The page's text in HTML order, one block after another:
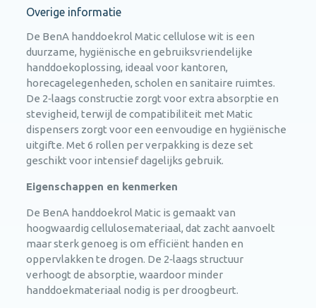
Overige informatie
De BenA handdoekrol Matic cellulose wit is een
duurzame, hygiënische en gebruiksvriendelijke
handdoekoplossing, ideaal voor kantoren,
horecagelegenheden, scholen en sanitaire ruimtes.
De 2‑laags constructie zorgt voor extra absorptie en
stevigheid, terwijl de compatibiliteit met Matic
dispensers zorgt voor een eenvoudige en hygiënische
uitgifte. Met 6 rollen per verpakking is deze set
geschikt voor intensief dagelijks gebruik.
Eigenschappen en kenmerken
De BenA handdoekrol Matic is gemaakt van
hoogwaardig cellulosemateriaal, dat zacht aanvoelt
maar sterk genoeg is om efficiënt handen en
oppervlakken te drogen. De 2‑laags structuur
verhoogt de absorptie, waardoor minder
handdoekmateriaal nodig is per droogbeurt.